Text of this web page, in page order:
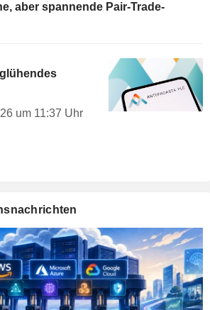
aber spannende Pair-Trade-
um 11:37 Uhr